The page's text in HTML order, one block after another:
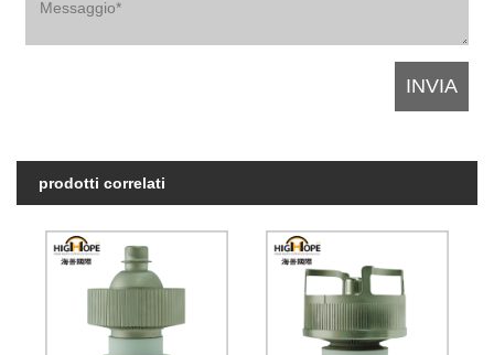
prodotti correlati